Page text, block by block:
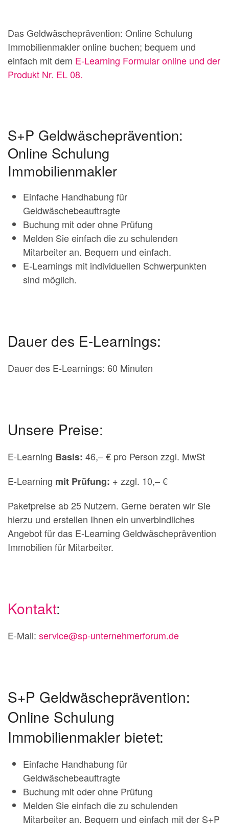
Das Geldwäscheprävention: Online Schulung
Immobilienmakler online buchen; bequem und
einfach mit dem E-Learning Formular online und der
Produkt Nr. EL 08.
S+P Geldwäscheprävention:
Online Schulung
Immobilienmakler
Einfache Handhabung für
Geldwäschebeauftragte
Buchung mit oder ohne Prüfung
Melden Sie einfach die zu schulenden
Mitarbeiter an. Bequem und einfach.
E-Learnings mit individuellen Schwerpunkten
sind möglich.
Dauer des E-Learnings:
Dauer des E-Learnings: 60 Minuten
Unsere Preise:
E-Learning Basis: 46,– € pro Person zzgl. MwSt
E-Learning mit Prüfung: + zzgl. 10,– €
Paketpreise ab 25 Nutzern. Gerne beraten wir Sie
hierzu und erstellen Ihnen ein unverbindliches
Angebot für das E-Learning Geldwäscheprävention
Immobilien für Mitarbeiter.
Kontakt:
E-Mail: service@sp-unternehmerforum.de
S+P Geldwäscheprävention:
Online Schulung
Immobilienmakler bietet:
Einfache Handhabung für
Geldwäschebeauftragte
Buchung mit oder ohne Prüfung
Melden Sie einfach die zu schulenden
Mitarbeiter an. Bequem und einfach mit der S+P